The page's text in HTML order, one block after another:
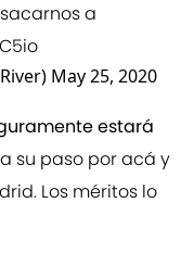
a
May 25, 2020
estará
su paso por acá y
Los méritos lo